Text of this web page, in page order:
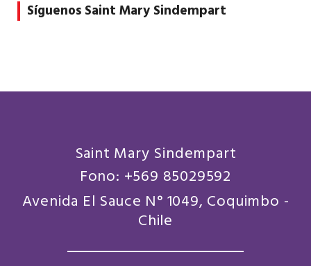
Síguenos Saint Mary Sindempart
Saint Mary Sindempart
Fono: +569 85029592
Avenida El Sauce N° 1049, Coquimbo -
Chile